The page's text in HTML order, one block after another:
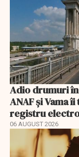
Adio drumuri
ANAF și Vama
registru
06 AUGUST 2026